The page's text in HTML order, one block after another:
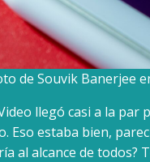
de Souvik Banerjee
llegó casi a la
Eso estaba bien,
al alcance de